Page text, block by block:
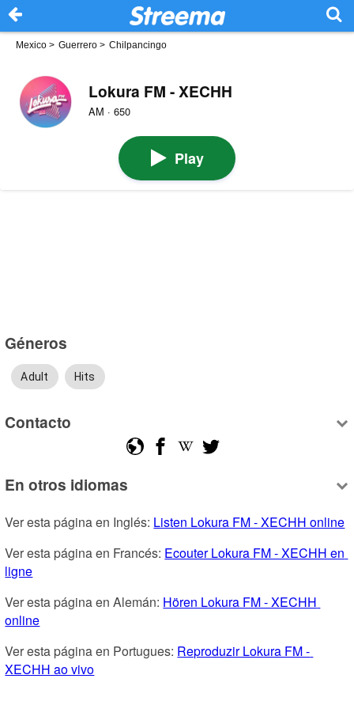
Mexico > Guerrero > Chilpancingo
Lokura FM - XECHH
AM · 650
Play
Géneros
Adult Hits
Contacto
En otros idiomas
Ver esta página en Inglés: Listen Lokura FM - XECHH online
Ver esta página en Francés: Ecouter Lokura FM - XECHH en
ligne
Ver esta página en Alemán: Hören Lokura FM - XECHH
online
Ver esta página en Portugues: Reproduzir Lokura FM -
XECHH ao vivo